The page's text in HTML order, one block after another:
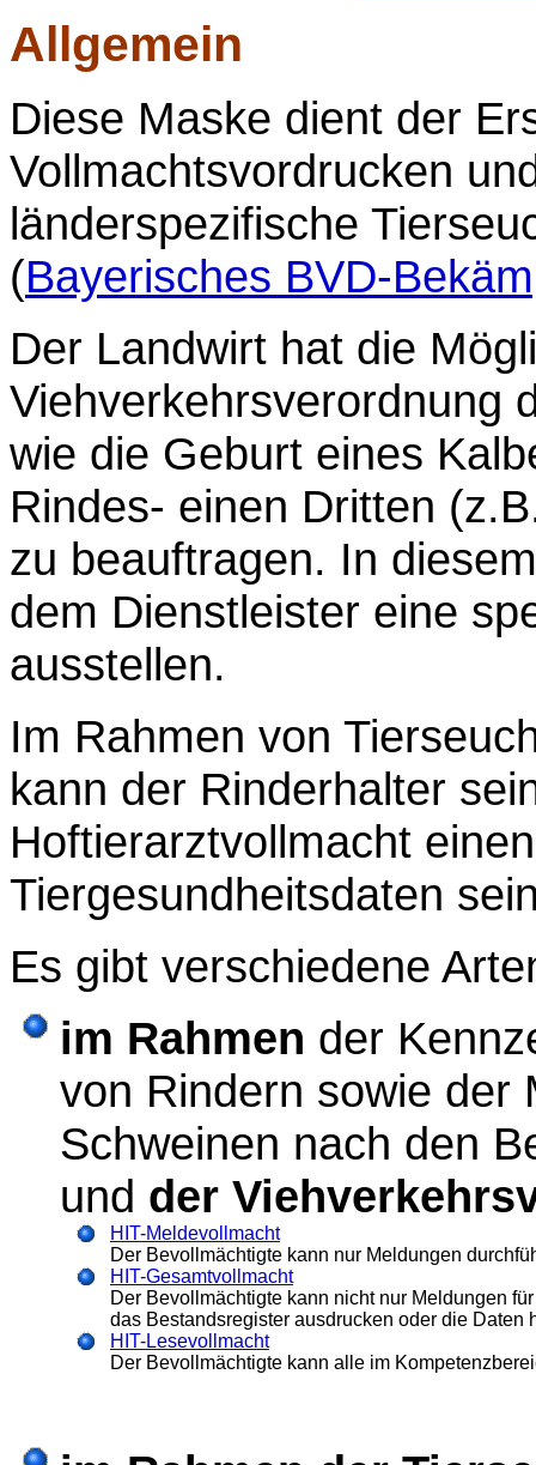
Allgemein
Diese Maske dient der
Vollmachtsvordrucken
länderspezifische
(Bayerisches BVD-
Der Landwirt hat die
Viehverkehrsverordnung
wie die Geburt eines
Rindes- einen Dritten
zu beauftragen. In
dem Dienstleister eine
ausstellen.
Im Rahmen von
kann der Rinderhalter
Hoftierarztvollmacht
Tiergesundheitsdaten
Es gibt verschiedene
im Rahmen der
von Rindern sowie der
Schweinen nach den
und der
HIT-Meldevollmacht
Der Bevollmächtigte kann nur Meldungen
HIT-Gesamtvollmacht
Der Bevollmächtigte kann nicht nur Meldungen
das Bestandsregister ausdrucken oder die Daten
HIT-Lesevollmacht
Der Bevollmächtigte kann alle im